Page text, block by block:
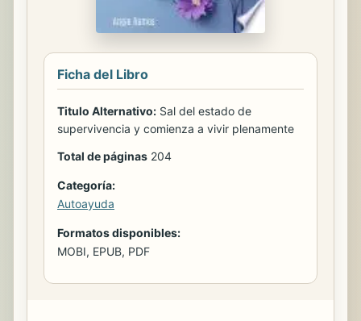
Ficha del Libro
Titulo Alternativo: Sal del estado de
supervivencia y comienza a vivir plenamente
Total de páginas 204
Categoría:
Autoayuda
Formatos disponibles:
MOBI, EPUB, PDF